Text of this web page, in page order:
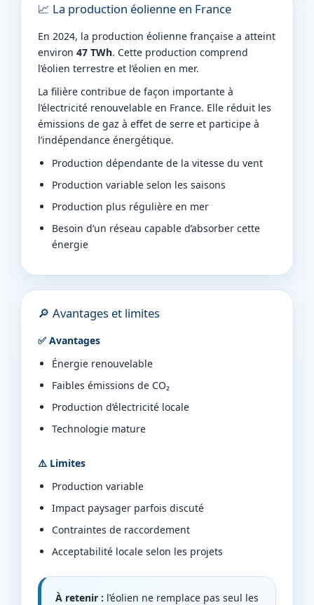
📈 La production éolienne en France
En 2024, la production éolienne française a atteint
environ 47 TWh. Cette production comprend
l’éolien terrestre et l’éolien en mer.
La filière contribue de façon importante à
l’électricité renouvelable en France. Elle réduit les
émissions de gaz à effet de serre et participe à
l’indépendance énergétique.
Production dépendante de la vitesse du vent
Production variable selon les saisons
Production plus régulière en mer
Besoin d’un réseau capable d’absorber cette
énergie
🔎 Avantages et limites
✅ Avantages
Énergie renouvelable
Faibles émissions de CO₂
Production d’électricité locale
Technologie mature
⚠️ Limites
Production variable
Impact paysager parfois discuté
Contraintes de raccordement
Acceptabilité locale selon les projets
À retenir : l’éolien ne remplace pas seul les